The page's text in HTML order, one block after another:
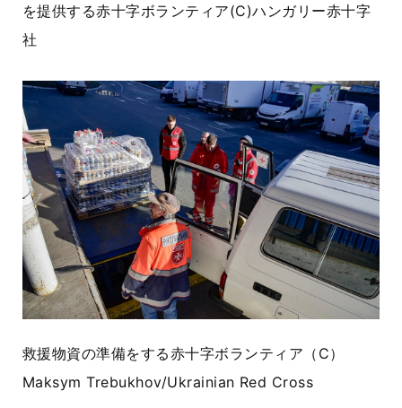
を提供する赤十字ボランティア(C)ハンガリー赤十字
社
救援物資の準備をする赤十字ボランティア（ C）
Maksym Trebukhov/Ukrainian Red Cross